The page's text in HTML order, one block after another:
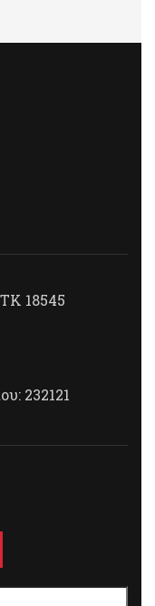
18545
232121